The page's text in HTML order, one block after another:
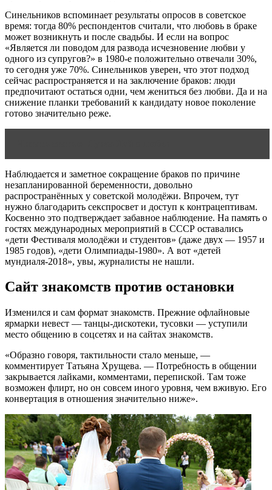
Синельников вспоминает результаты опросов в советское
время: тогда 80% респондентов считали, что любовь в браке
может возникнуть и после свадьбы. И если на вопрос
«Является ли поводом для развода исчезновение любви у
одного из супругов?» в 1980-е положительно отвечали 30%,
то сегодня уже 70%. Синельников уверен, что этот подход
сейчас распространяется и на заключение браков: люди
предпочитают остаться одни, чем жениться без любви. Да и на
снижение планки требований к кандидату новое поколение
готово значительно реже.
Наблюдается и заметное сокращение браков по причине
незапланированной беременности, довольно
распространённых у советской молодёжи. Впрочем, тут
нужно благодарить секспросвет и доступ к контрацептивам.
Косвенно это подтверждает забавное наблюдение. На память о
гостях международных мероприятий в СССР оставались
«дети Фестиваля молодёжи и студентов» (даже двух — 1957 и
1985 годов), «дети Олимпиады-1980». А вот «детей
мундиаля-2018», увы, журналисты не нашли.
Сайт знакомств против остановки
Изменился и сам формат знакомств. Прежние офлайновые
ярмарки невест — танцы-дискотеки, тусовки — уступили
место общению в соцсетях и на сайтах знакомств.
«Образно говоря, тактильности стало меньше, —
комментирует Татьяна Хрущева. — Потребность в общении
закрывается лайками, комментами, перепиской. Там тоже
возможен флирт, но он совсем иного уровня, чем вживую. Его
конвертация в отношения значительно ниже».